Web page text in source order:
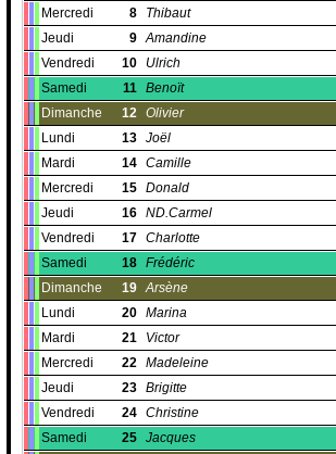
Mercredi
8
Thibaut
Jeudi
9 Amandine
Vendredi
10
Ulrich
Samedi
11 Benoït
Dimanche
12 Olivier
Lundi
13 Joël
Mardi
14 Camille
Mercredi
15 Donald
Jeudi
16 ND.Carmel
Vendredi
17 Charlotte
Samedi
18 Frédéric
Dimanche
19 Arsène
Lundi
20 Marina
Mardi
21
Victor
Mercredi
22 Madeleine
Jeudi
23 Brigitte
Vendredi
24 Christine
Samedi
25 Jacques